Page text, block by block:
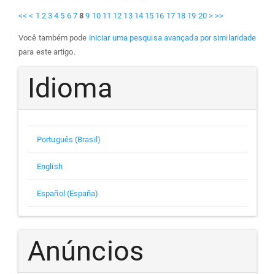
<< < 1 2 3 4 5 6 7 8 9 10 11 12 13 14 15 16 17 18 19 20 > >>
Você também pode iniciar uma pesquisa avançada por similaridade
para este artigo.
Idioma
Português (Brasil)
English
Español (España)
Anúncios